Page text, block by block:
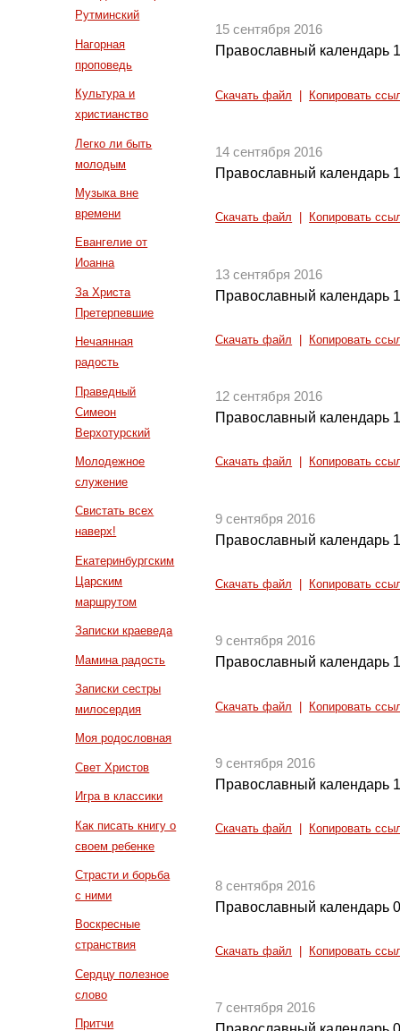
Рутминский
Нагорная
проповедь
Культура и
христианство
Легко ли быть
молодым
Музыка вне
времени
Евангелие от
Иоанна
За Христа
Претерпевшие
Нечаянная
радость
Праведный
Симеон
Верхотурский
Молодежное
служение
Свистать всех
наверх!
Екатеринбургским
Царским
маршрутом
Записки краеведа
Мамина радость
Записки сестры
милосердия
Моя родословная
Свет Христов
Игра в классики
Как писать книгу о
своем ребенке
Страсти и борьба
с ними
Воскресные
странствия
Сердцу полезное
слово
Притчи
15 сентября 2016
Православный календарь
Скачать файл Копировать
14 сентября 2016
Православный календарь
Скачать файл Копировать
13 сентября 2016
Православный календарь
Скачать файл Копировать
12 сентября 2016
Православный календарь
Скачать файл Копировать
9 сентября 2016
Православный календарь
Скачать файл Копировать
9 сентября 2016
Православный календарь
Скачать файл Копировать
9 сентября 2016
Православный календарь
Скачать файл Копировать
8 сентября 2016
Православный календарь
Скачать файл Копировать
7 сентября 2016